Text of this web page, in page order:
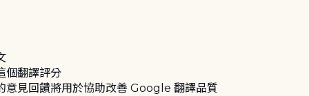
個翻譯評分
意見回饋將用於協助改善 Google 翻譯品質